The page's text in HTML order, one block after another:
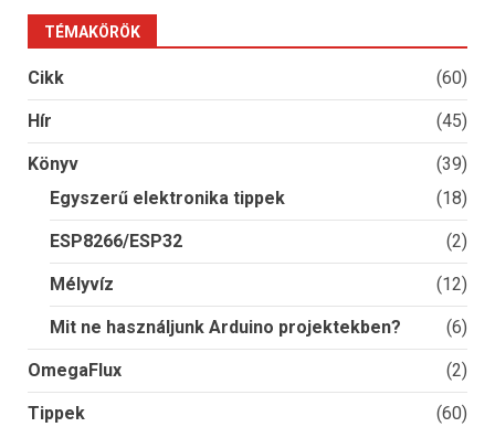
TÉMAKÖRÖK
Cikk (60)
Hír (45)
Könyv
(39)
Egyszerű elektronika tippek
(18)
ESP8266/ESP32 (2)
Mélyvíz (12)
Mit ne használjunk Arduino projektekben? (6)
OmegaFlux (2)
Tippek
(60)